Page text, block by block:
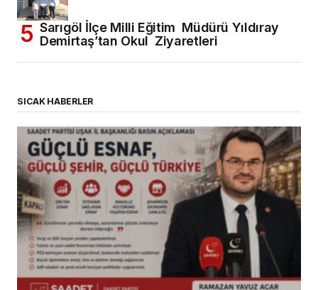
Sarıgöl İlçe Milli Eğitim Müdürü Yıldıray
Demirtaş’tan Okul Ziyaretleri
SICAK HABERLER
(başlıksız)